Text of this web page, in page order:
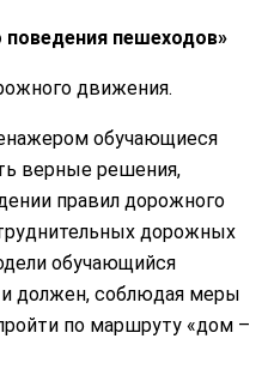
поведения пешеходов»
движения.
обучающиеся
верные решения,
правил дорожного
дорожных
обучающийся
должен, соблюдая меры
по маршруту «дом –